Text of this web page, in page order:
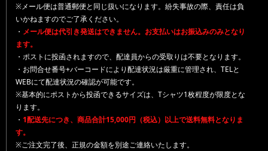
※メール便は普通郵便と同じ扱いになります。紛失事故の際、責任は負
いかねますのでご了承ください。
・ メール便は代引き発送はできません。お支払いはお振込みのみとなり
ます。
・ポストに投函されますので、配達員からの受取りは不要となります。
・お問合せ番号+バーコードにより配達状況は厳重に管理され、TELと
WEBにて配達状況の確認が可能です。
※基本的にポストから投函できるサイズは、Tシャツ1枚程度が限度とな
ります。
・ 1配送先につき、商品合計15,000円（税込）以上で送料無料となりま
す。
※ご注文完了後、正規の金額を別途ご連絡いたします。